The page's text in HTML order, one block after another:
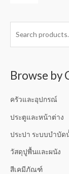
o
5
d
o
Browse by
ครัวและอุปกรณ์
ประตูและหน้าต่าง
ประปา ระบบบำบัด
วัสดุปูพื้นและผนัง
สีเคมีภัณฑ์